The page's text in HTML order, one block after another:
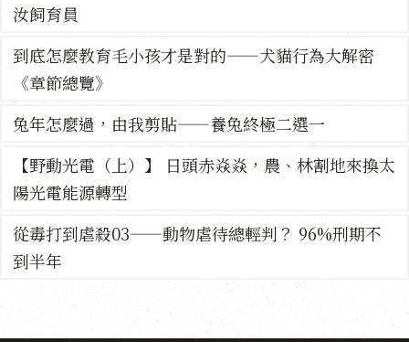
汝飼育員
到底怎麼教育毛小孩才是對的——犬貓行為大解密
《章節總覽》
兔年怎麼過，由我剪貼——養兔終極二選一
【野動光電（上）】 日頭赤焱焱，農、林割地來換太
陽光電能源轉型
從毒打到虐殺03——動物虐待總輕判？ 96%刑期不
到半年